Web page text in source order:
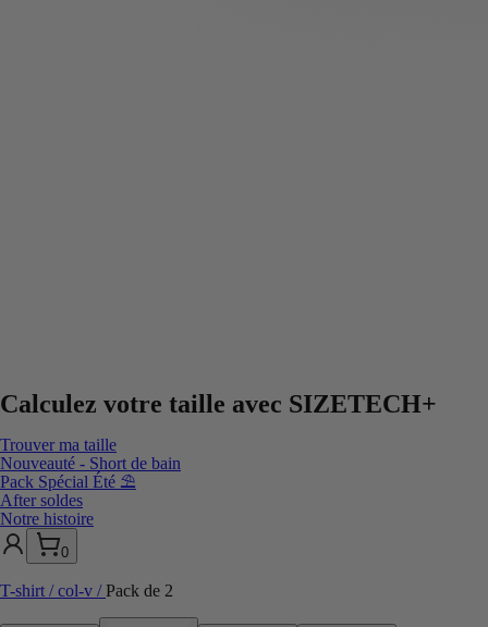
Calculez votre taille avec SIZETECH+
Trouver ma taille
Nouveauté - Short de bain
Pack Spécial Été ⛱️
After soldes
Notre histoire
0
T-shirt / col-v /Pack de 2